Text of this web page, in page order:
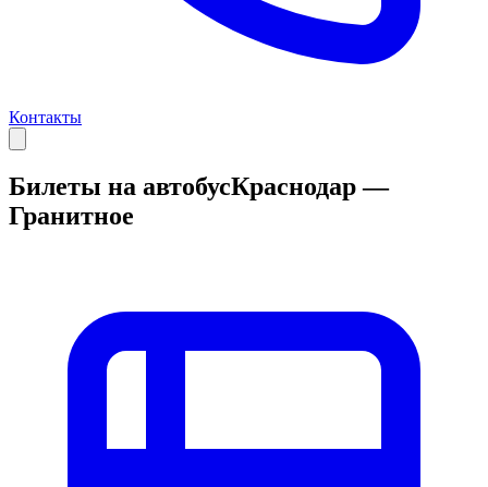
Контакты
Билеты на автобусКраснодар —
Гранитное